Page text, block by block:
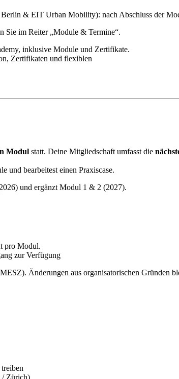
& EIT Urban Mobility): nach Abschluss der
Sie im Reiter „Module & Termine“.
Zertifikaten und flexiblen
Modul statt. Deine Mitgliedschaft umfasst die
und bearbeitest einen Praxiscase.
und ergänzt Modul 1 & 2 (2027).
pro Modul.
zur Verfügung
Änderungen aus organisatorischen Gründen